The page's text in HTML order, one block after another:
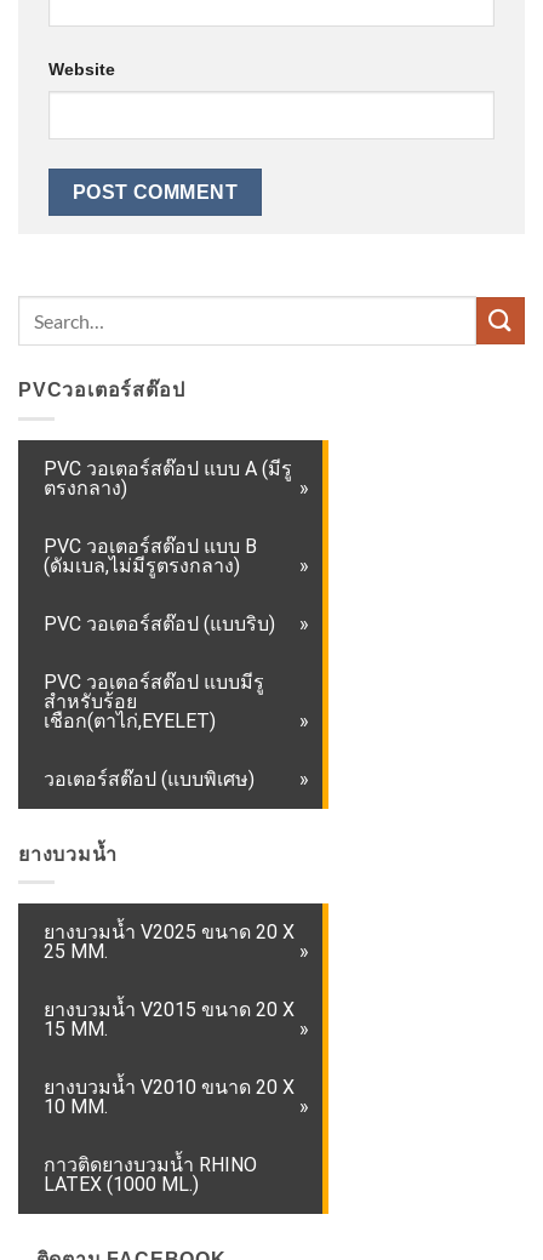
Website
PVCวอเตอร์สต๊อป
PVC วอเตอร์สต๊อป แบบ A (มีรู
ตรงกลาง)
PVC วอเตอร์สต๊อป แบบ B
(ดัมเบล,ไม่มีรูตรงกลาง)
PVC วอเตอร์สต๊อป (แบบริบ)
PVC วอเตอร์สต๊อป แบบมีรู
สำหรับร้อย
เชือก(ตาไก่,EYELET)
วอเตอร์สต๊อป (แบบพิเศษ)
ยางบวมน้ำ
ยางบวมน้ำ V2025 ขนาด 20 X
25 MM.
ยางบวมน้ำ V2015 ขนาด 20 X
15 MM.
ยางบวมน้ำ V2010 ขนาด 20 X
10 MM.
กาวติดยางบวมน้ำ RHINO
LATEX (1000 ML.)